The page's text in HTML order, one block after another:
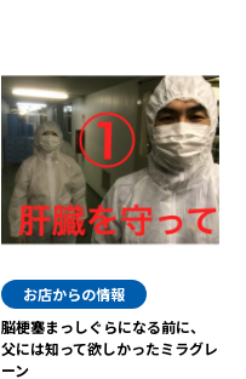
お店からの情報
脳梗塞まっしぐらになる前に、
父には知って欲しかったミラグレ
ーン